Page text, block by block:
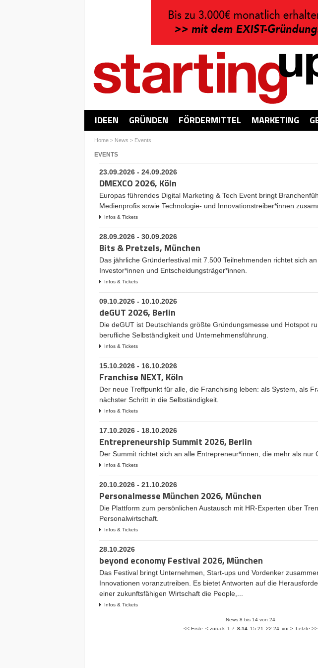
IDEEN GRÜNDEN FÖRDERMITTEL MARKETING
Home> News > Events
EVENTS
23.09.2026 - 24.09.2026
DMEXCO 2026, Köln
Europas führendes Digital Marketing & Tech Event bringt
Medienprofis sowie Technologie- und Innovationstreiber*innen
Infos & Tickets
28.09.2026 - 30.09.2026
Bits & Pretzels, München
Das jährliche Gründerfestival mit 7.500 Teilnehmenden richtet sich
Investor*innen und Entscheidungsträger*innen.
Infos & Tickets
09.10.2026 - 10.10.2026
deGUT 2026, Berlin
Die deGUT ist Deutschlands größte Gründungsmesse und Hotspot
berufliche Selbständigkeit und Unternehmensführung.
Infos & Tickets
15.10.2026 - 16.10.2026
Franchise NEXT, Köln
Der neue Treffpunkt für alle, die Franchising leben: als System, als
nächster Schritt in die Selbständigkeit.
Infos & Tickets
17.10.2026 - 18.10.2026
Entrepreneurship Summit 2026, Berlin
Der Summit richtet sich an alle Entrepreneur*innen, die mehr als nur
Infos & Tickets
20.10.2026 - 21.10.2026
Personalmesse München 2026, München
Die Plattform zum persönlichen Austausch mit HR-Experten über
Personalwirtschaft.
Infos & Tickets
28.10.2026
beyond economy Festival 2026, München
Das Festival bringt Unternehmen, Start-ups und Vordenker
Innovationen voranzutreiben. Es bietet Antworten auf die
einer zukunftsfähigen Wirtschaft die People,...
Infos & Tickets
News 8 bis 14 von 24
<< Erste < zurück 1-7 8-14 15-21 22-24 vor > Letzte >>